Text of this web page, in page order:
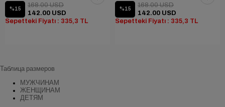
%15
142.00 USD
168.00 USD
Sepetteki Fiyatı : 335,3 TL
%15
142.00 USD
168.00 USD
Sepetteki Fiyatı : 335,3 TL
Таблица размеров
МУЖЧИНАМ
ЖЕНЩИНАМ
ДЕТЯМ